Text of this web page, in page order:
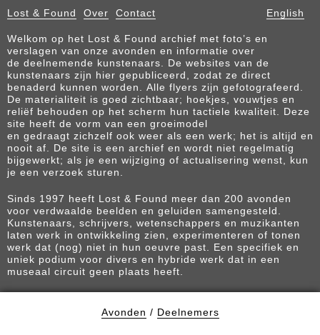
Lost & Found Over Contact English
Welkom op het Lost & Found archief met foto’s en
verslagen van onze avonden en informatie over
de deelnemende kunstenaars. De websites van de
kunstenaars zijn hier gepubliceerd, zodat ze direct
benaderd kunnen worden. Alle flyers zijn gefotografeerd.
De materialiteit is goed zichtbaar; hoekjes, vouwtjes en
reliëf behouden op het scherm hun tactiele kwaliteit. Deze
site heeft de vorm van een groeimodel
en gedraagt zichzelf ook weer als een werk; het is altijd en
nooit af. De site is een archief en wordt niet regelmatig
bijgewerkt; als je een wijziging of actualisering wenst, kun
je een verzoek sturen.
Sinds 1997 heeft Lost & Found meer dan 200 avonden
voor verdwaalde beelden en geluiden samengesteld.
Kunstenaars, schrijvers, wetenschappers en muzikanten
laten werk in ontwikkeling zien, experimenteren of tonen
werk dat (nog) niet in hun oeuvre past. Een specifiek en
uniek podium voor divers en hybride werk dat in een
museaal circuit geen plaats heeft.
Avonden / Deelnemers